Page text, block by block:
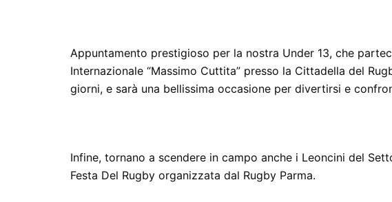
Appuntamento prestigioso per la nostra Under 13, che
Internazionale “Massimo Cuttita” presso la Cittadella del
giorni, e sarà una bellissima occasione per divertirsi e
Infine, tornano a scendere in campo anche i Leoncini del
Festa Del Rugby organizzata dal Rugby Parma.